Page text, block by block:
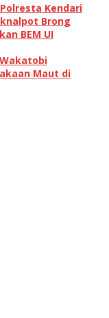
Kendari
Brong
BEM UI
Maut di